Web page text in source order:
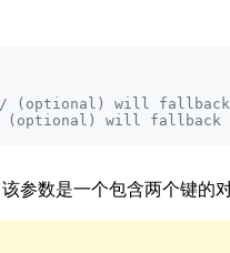
(optional) will
will fallback
参数是一个包含两个键的